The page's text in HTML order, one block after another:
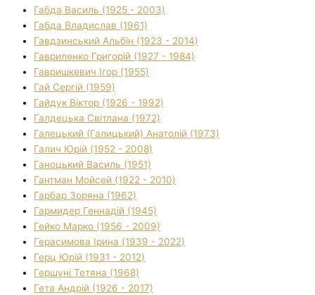
Габда Василь (1925 - 2003)
Габда Владислав (1961)
Гавдзинський Альбін (1923 - 2014)
Гавриленко Григорій (1927 - 1984)
Гавришкевич Ігор (1955)
Гай Сергій (1959)
Гайдук Віктор (1926 - 1992)
Галдецька Світлана (1972)
Галецький (Галицький) Анатолій (1973)
Галич Юрій (1952 - 2008)
Ганоцький Василь (1951)
Гантман Мойсей (1922 - 2010)
Гарбар Зоряна (1962)
Гармидер Геннадій (1945)
Гейко Марко (1956 - 2009)
Герасимова Ірина (1939 - 2022)
Герц Юрій (1931 - 2012)
Гершуні Тетяна (1968)
Гета Андрій (1926 - 2017)